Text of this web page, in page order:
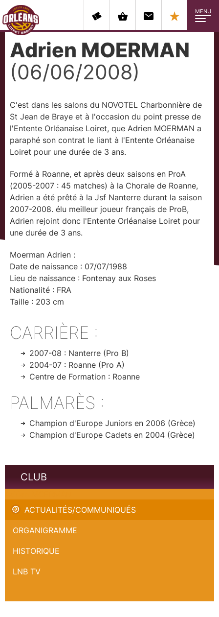
MENU
Adrien MOERMAN
(06/06/2008)
C'est dans les salons du NOVOTEL Charbonnière de
St Jean de Braye et à l'occasion du point presse de
l'Entente Orléanaise Loiret, que Adrien MOERMAN a
paraphé son contrat le liant à l'Entente Orléanaise
Loiret pour une durée de 3 ans.
Formé à Roanne, et après deux saisons en ProA
(2005-2007 : 45 matches) à la Chorale de Roanne,
Adrien a été prêté à la Jsf Nanterre durant la saison
2007-2008. élu meilleur joueur français de ProB,
Adrien rejoint donc l'Entente Orléanaise Loiret pour
une durée de 3 ans.
Moerman Adrien :
Date de naissance : 07/07/1988
Lieu de naissance : Fontenay aux Roses
Nationalité : FRA
Taille : 203 cm
CARRIÈRE :
2007-08 : Nanterre (Pro B)
2004-07 : Roanne (Pro A)
Centre de Formation : Roanne
PALMARÈS :
Champion d'Europe Juniors en 2006 (Grèce)
Champion d'Europe Cadets en 2004 (Grèce)
CLUB
ACTUALITÉS/COMMUNIQUÉS
ORGANIGRAMME
HISTORIQUE
LNB TV